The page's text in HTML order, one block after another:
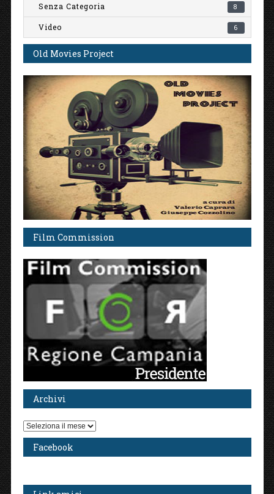
Senza Categoria 8
Video 6
Old Movies Project
Film Commission
Archivi
Archivi
Facebook